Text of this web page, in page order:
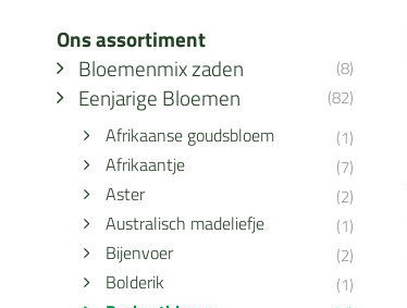
Ons assortiment
Bloemenmix zaden
(8)
Eenjarige Bloemen (82)
Afrikaanse goudsbloem (1)
Afrikaantje (7)
Aster (2)
Australisch madeliefje (1)
Bijenvoer (2)
Bolderik (1)